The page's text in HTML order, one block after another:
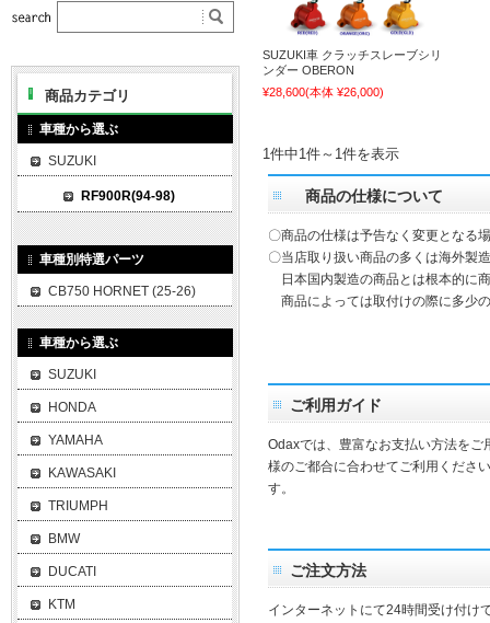
SUZUKI車 クラッチスレーブシリ
ンダー OBERON
¥28,600(本体 ¥26,000)
1件中1件～1件を表示
商品の仕様について
〇商品の仕様は予告なく変更となる
〇当店取り扱い商品の多くは海外製
日本国内製造の商品とは根本的に
商品によっては取付けの際に多少
ご利用ガイド
Odaxでは、豊富なお支払い方法を
様のご都合に合わせてご利用くださ
す。
ご注文方法
インターネットにて24時間受け付け
商品カテゴリ
車種から選ぶ
SUZUKI
RF900R(94-98)
車種別特選パーツ
CB750 HORNET (25-26)
車種から選ぶ
SUZUKI
HONDA
YAMAHA
KAWASAKI
TRIUMPH
BMW
DUCATI
KTM